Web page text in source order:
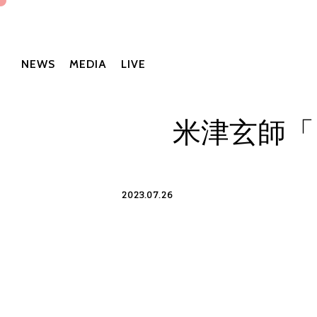
NEWS MEDIA LIVE
米津玄師
2023.07.26